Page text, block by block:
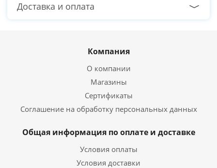
Доставка и оплата
Компания
О компании
Магазины
Сертификаты
Соглашение на обработку персональных данных
Общая информация по оплате и доставке
Условия оплаты
Условия доставки